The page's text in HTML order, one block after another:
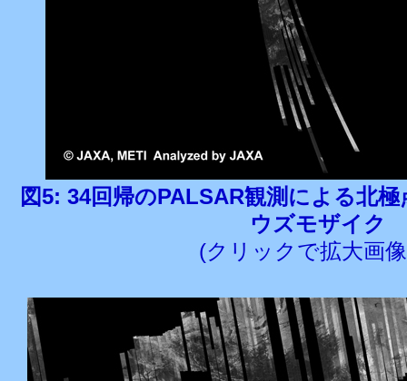
図5: 34回帰のPALSAR観測による北
ウズモザイク
(クリックで拡大画